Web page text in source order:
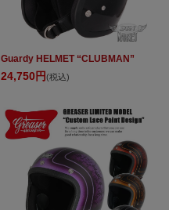
Guardy HELMET “CLUBMAN”
24,750円(税込)